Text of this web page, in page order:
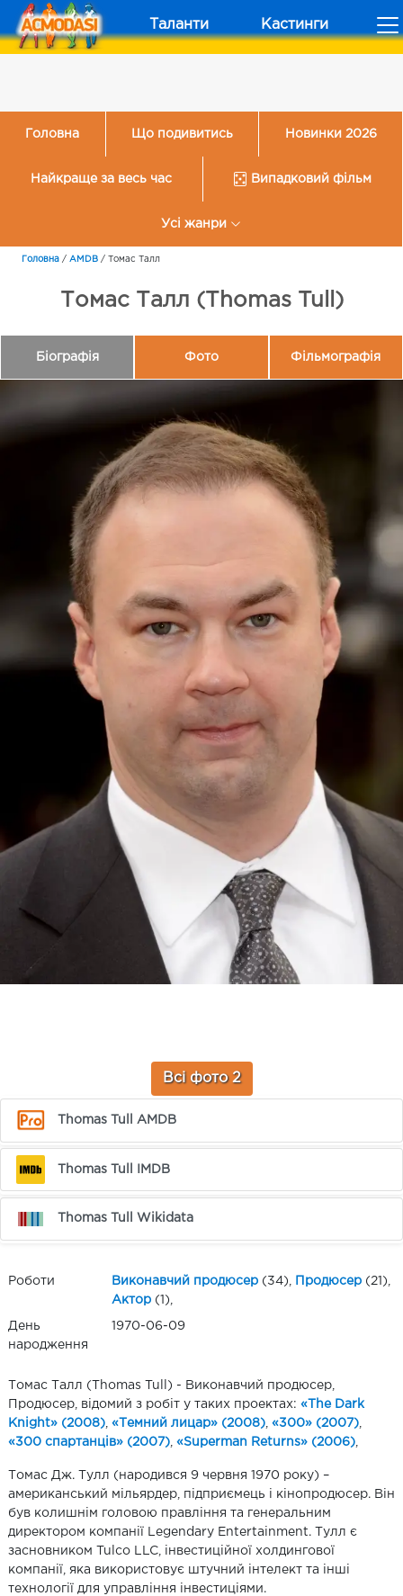
Таланти Кастинги
Головна Що подивитись Новинки 2026
Найкраще за весь час Випадковий фільм
Усі жанри
Головна / AMDB / Томас Талл
Томас Талл (Thomas Tull)
Біографія Фото Фільмографія
Всі фото 2
Thomas Tull AMDB
Thomas Tull IMDB
Thomas Tull Wikidata
Роботи Виконавчий продюсер (34), Продюсер (21),
Актор (1),
День
народження
1970-06-09
Томас Талл (Thomas Tull) - Виконавчий продюсер,
Продюсер, відомий з робіт у таких проектах: «The Dark
Knight» (2008) «Темний лицар» (2008) «300» (2007)
«300 спартанців» (2007) «Superman Returns» (2006)
Томас Дж. Тулл (народився 9 червня 1970 року) –
американський мільярдер, підприємець і кінопродюсер. Він
був колишнім головою правління та генеральним
директором компанії Legendary Entertainment. Тулл є
засновником Tulco LLC, інвестиційної холдингової
компанії, яка використовує штучний інтелект та інші
технології для управління інвестиціями.